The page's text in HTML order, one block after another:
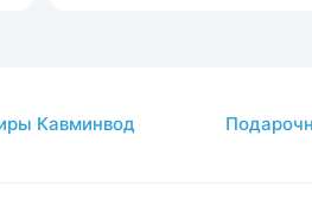
Кавминвод